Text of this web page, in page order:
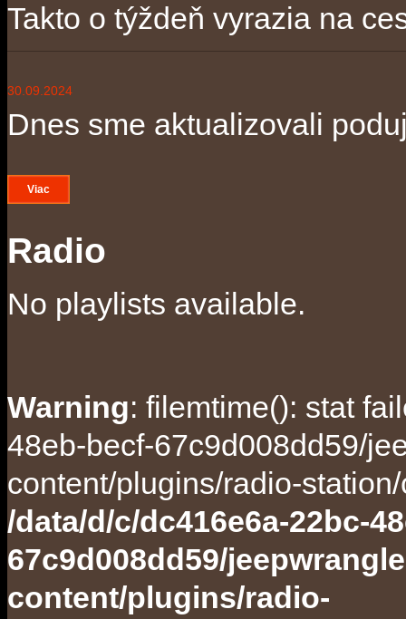
Takto o týždeň vyrazia na
30.09.2024
Dnes sme aktualizovali
Viac
Radio
No playlists available.
Warning: filemtime(): stat
48eb-becf-67c9d008dd59/
content/plugins/radio-
/data/d/c/dc416e6a-22bc-
67c9d008dd59/
content/plugins/radio-